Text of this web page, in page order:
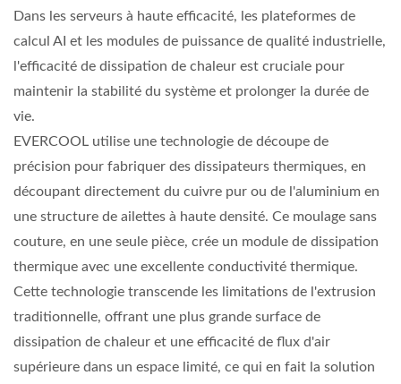
Dans les serveurs à haute efficacité, les plateformes de
calcul AI et les modules de puissance de qualité industrielle,
l'efficacité de dissipation de chaleur est cruciale pour
maintenir la stabilité du système et prolonger la durée de
vie.
EVERCOOL utilise une technologie de découpe de
précision pour fabriquer des dissipateurs thermiques, en
découpant directement du cuivre pur ou de l'aluminium en
une structure de ailettes à haute densité. Ce moulage sans
couture, en une seule pièce, crée un module de dissipation
thermique avec une excellente conductivité thermique.
Cette technologie transcende les limitations de l'extrusion
traditionnelle, offrant une plus grande surface de
dissipation de chaleur et une efficacité de flux d'air
supérieure dans un espace limité, ce qui en fait la solution